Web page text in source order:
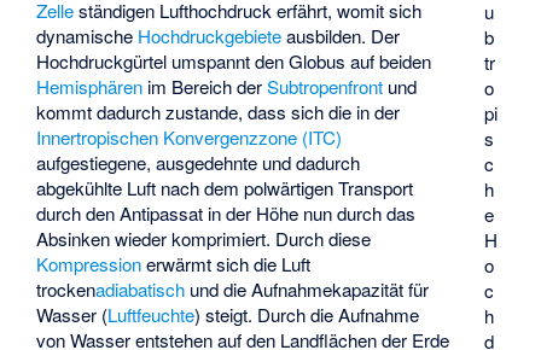
u
b
tr
o
pi
s
c
h
e
H
o
c
h
d
Zelleständigen Lufthochdruck erfährt, womit sich
dynamische Hochdruckgebieteausbilden. Der
Hochdruckgürtel umspannt den Globus auf beiden
Hemisphären im Bereich derSubtropenfront und
kommt dadurch zustande, dass sich die in der
Innertropischen Konvergenzzone (ITC)
aufgestiegene, ausgedehnte und dadurch
abgekühlte Luft nach dem polwärtigen Transport
durch den Antipassat in der Höhe nun durch das
Absinken wieder komprimiert. Durch diese
Kompressionerwärmt sich die Luft
trockenadiabatisch und die Aufnahmekapazität für
Wasser (Luftfeuchte) steigt. Durch die Aufnahme
von Wasser entstehen auf den Landflächen der Erde